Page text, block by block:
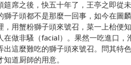
筵席之後，快五十年了，王亭之即從
獅子頭都不是那麼一回事，如今在圖
，用蟹粉獅子頭來號召，菜一上枱便
在做非騷（facial）。果然一吃進口
出這麼難吃的獅子頭來號召。問其特
道厨師的用意。